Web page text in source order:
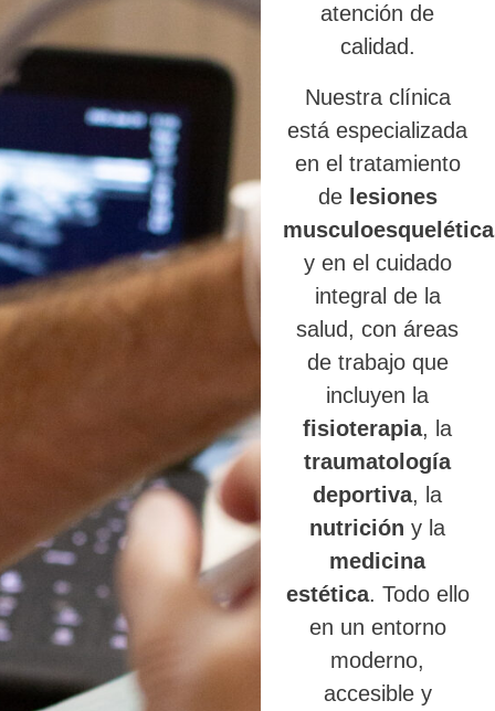
atención de
calidad.
Nuestra clínica
está especializada
en el tratamiento
de lesiones
y en el cuidado
integral de la
salud, con áreas
de trabajo que
incluyen la
fisioterapia, la
traumatología
deportiva, la
nutrición y la
medicina
estética. Todo ello
en un entorno
moderno,
accesible y